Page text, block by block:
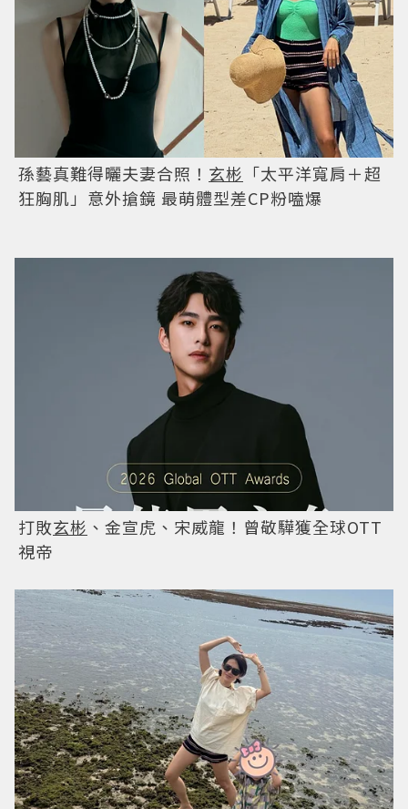
孫藝真難得曬夫妻合照！ 玄彬 「太平洋寬肩＋超
狂胸肌」意外搶鏡 最萌體型差CP粉嗑爆
打敗玄彬 、金宣虎、宋威龍！曾敬驊獲全球OTT
視帝